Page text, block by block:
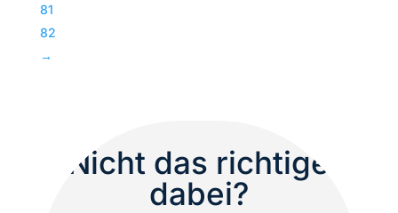
81
82
→
Nicht das richtige
dabei?